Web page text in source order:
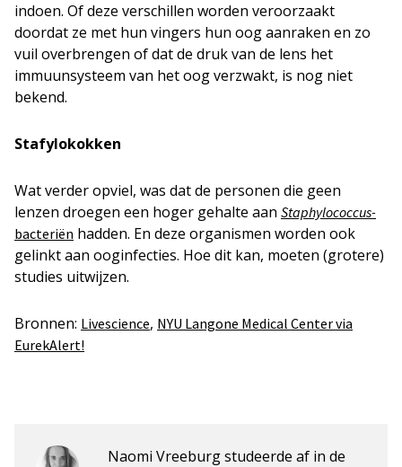
indoen. Of deze verschillen worden veroorzaakt
doordat ze met hun vingers hun oog aanraken en zo
vuil overbrengen of dat de druk van de lens het
immuunsysteem van het oog verzwakt, is nog niet
bekend.
Stafylokokken
Wat verder opviel, was dat de personen die geen
lenzen droegen een hoger gehalte aan Staphylococcus-
bacteriën hadden. En deze organismen worden ook
gelinkt aan ooginfecties. Hoe dit kan, moeten (grotere)
studies uitwijzen.
Bronnen: Livescience, NYU Langone Medical Center via
EurekAlert!
Naomi Vreeburg studeerde af in de